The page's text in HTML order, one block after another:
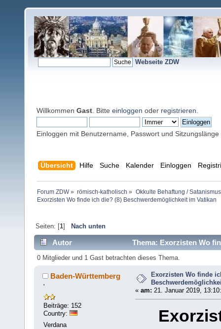
Webseite ZDW
Willkommen Gast . Bitte einloggen oder registrieren
Einloggen mit Benutzername, Passwort und Sitzungslänge
Übersicht Hilfe Suche Kalender Einloggen
Forum ZDW» römisch-katholisch » Okkulte Behaftung /
Exorzisten Wo finde ich die? (8) Beschwerdemöglichkeit im Vatikan
Seiten: [1] Nach unten
Autor
Thema: Exorzisten Wo
mal)
0 Mitglieder und 1 Gast betrachten dieses Thema.
Baden-Württemberg
'
Beiträge: 152
Country:
Verdana
Exorzisten Wo finde
« am: 21. Januar 2019,